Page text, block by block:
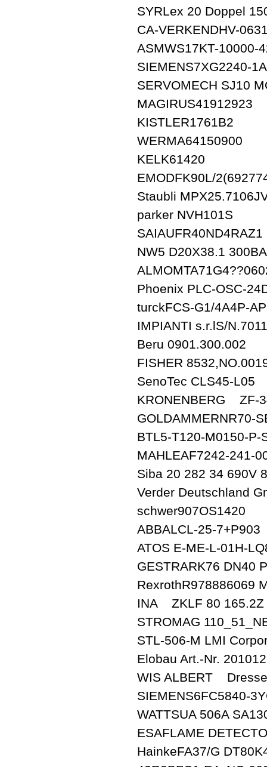
SYRLex 20 Doppel
CA-VERKENDHV-
ASMWS17KT-10000-
SIEMENS7XG2240-
SERVOMECH SJ10
MAGIRUS41912923
KISTLER1761B2
WERMA64150900
KELK61420
EMODFK90L/
Staubli
parker NVH101S
SAIAUFR40ND4RAZ1
NW5 D20X38.1
Phoenix PLC-OSC-
turckFCS-G1/4A4P-
IMPIANTI s.r.lS/
Beru 0901.300.002
FISHER
SenoTec CLS45-L05
KRONENBERG ZF-
GOLDAMMERNR70-
BTL5-T120-M0150-P-
MAHLEAF7242-241-
Siba 20 282 34 690V
Verder Deutschland
schwer907OS1420
ABBALCL-25-7+P903
ATOS E-ME-L-01H-
GESTRARK76 DN40
RexrothR978886069
INA ZKLF 80 165.2Z
STROMAG
STL-506-M LMI
Elobau Art.-Nr.
WIS ALBERT
SIEMENS6FC5840-
WATTSUA 506A
ESAFLAME
HainkeFA37/G